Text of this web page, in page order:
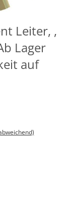
Leiter, ,
Lager
auf